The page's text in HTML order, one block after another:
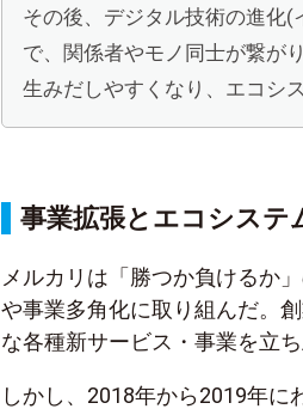
その後、デジタル技術の進化
で、関係者やモノ同士が繋が
生みだしやすくなり、エコシ
事業拡張とエコシステ
メルカリは「勝つか負けるか
や事業多角化に取り組んだ。
な各種新サービス・事業を立ち
しかし、2018年から2019年に